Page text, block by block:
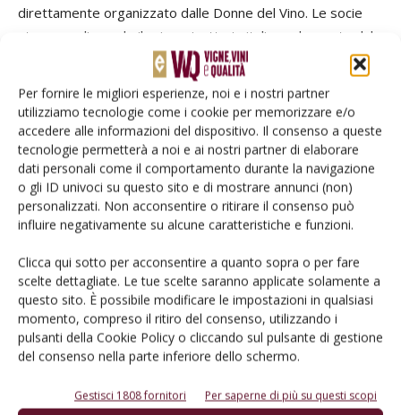
Per fornire le migliori esperienze, noi e i nostri partner
utilizziamo tecnologie come i cookie per memorizzare e/o
accedere alle informazioni del dispositivo. Il consenso a queste
tecnologie permetterà a noi e ai nostri partner di elaborare
dati personali come il comportamento durante la navigazione
o gli ID univoci su questo sito e di mostrare annunci (non)
personalizzati. Non acconsentire o ritirare il consenso può
influire negativamente su alcune caratteristiche e funzioni.
Clicca qui sotto per acconsentire a quanto sopra o per fare
scelte dettagliate. Le tue scelte saranno applicate solamente a
questo sito. È possibile modificare le impostazioni in qualsiasi
momento, compreso il ritiro del consenso, utilizzando i
pulsanti della Cookie Policy o cliccando sul pulsante di gestione
del consenso nella parte inferiore dello schermo.
Gestisci 1808 fornitori Per saperne di più su questi scopi
direttamente organizzato dalle Donne del Vino. Le socie
stanno realizzando il primo ricettario italiano che parte dal
vino o dai vitigni autoctoni per descrivere i piatti della
tradizione locale. Le azioni in favore della salvaguardia
dell’identità locale e del patrimonio storico del vigneto
italiano comprendono anche le degustazioni sui vini da
“vitigni reliquia” e da “vigneti antichi”. Le Donne del Vino
promuovono il turismo del vino en plein air con il progetto
Camper Friendly. Contrastano la violenza sulle donne con
raccolte di fondi, convegni e azioni di sensibilizzazione
per agevolare chi cerca lavoro. Maggiori notizie sono nel
sito e nel blogwww.ledonnedelvino.comoltre che nel
mensile D-News inserto del Corriere Vinicolo.
Donne del Vino
Mastroberardino